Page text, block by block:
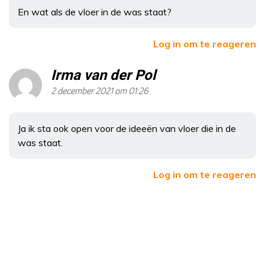
En wat als de vloer in de was staat?
Log in om te reageren
Irma van der Pol
2 december 2021 om 01:26
Ja ik sta ook open voor de ideeën van vloer die in de
was staat.
Log in om te reageren